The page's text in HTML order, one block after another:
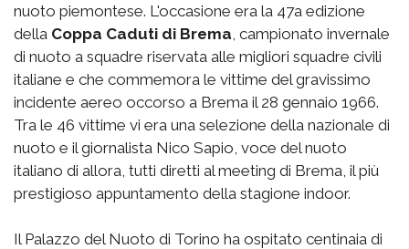
nuoto piemontese. L'occasione era la 47a edizione
della Coppa Caduti di Brema , campionato invernale
di nuoto a squadre riservata alle migliori squadre civili
italiane e che commemora le vittime del gravissimo
incidente aereo occorso a Brema il 28 gennaio 1966.
Tra le 46 vittime vi era una selezione della nazionale di
nuoto e il giornalista Nico Sapio, voce del nuoto
italiano di allora, tutti diretti al meeting di Brema, il più
prestigioso appuntamento della stagione indoor.
Il Palazzo del Nuoto di Torino ha ospitato centinaia di